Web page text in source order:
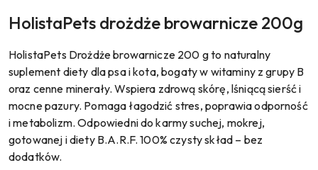
HolistaPets drożdże browarnicze 200g
HolistaPets Drożdże browarnicze 200 g to naturalny
suplement diety dla psa i kota, bogaty w witaminy z grupy B
oraz cenne minerały. Wspiera zdrową skórę, lśniącą sierść i
mocne pazury. Pomaga łagodzić stres, poprawia odporność
i metabolizm. Odpowiedni do karmy suchej, mokrej,
gotowanej i diety B.A.R.F. 100% czysty skład – bez
dodatków.